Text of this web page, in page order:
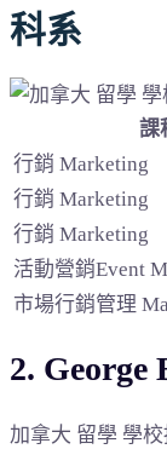
科系
課
行銷 Marketing
行銷 Marketing
行銷 Marketing
活動營銷Event
市場行銷管理
2. George
加拿大 留學 學